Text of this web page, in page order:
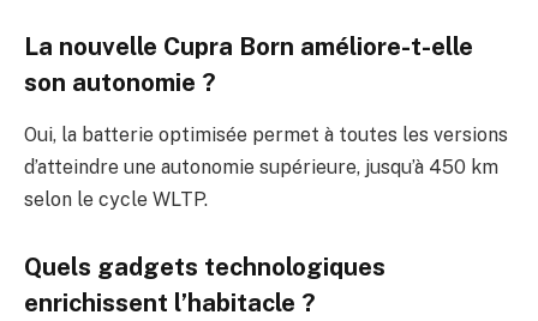
La nouvelle Cupra Born améliore-t-elle
son autonomie ?
Oui, la batterie optimisée permet à toutes les versions
d’atteindre une autonomie supérieure, jusqu’à 450 km
selon le cycle WLTP.
Quels gadgets technologiques
enrichissent l’habitacle ?